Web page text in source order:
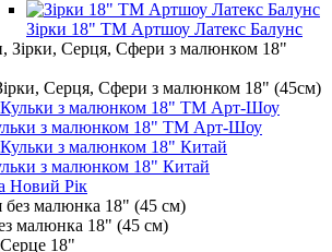
Зірки 18" ТМ Артшоу Латекс Балунс
Серця, Сфери з малюнком 18" (45см)
з малюнком 18" ТМ Арт-Шоу
з малюнком 18" Китай
Новий Рік
малюнка 18" (45 см)